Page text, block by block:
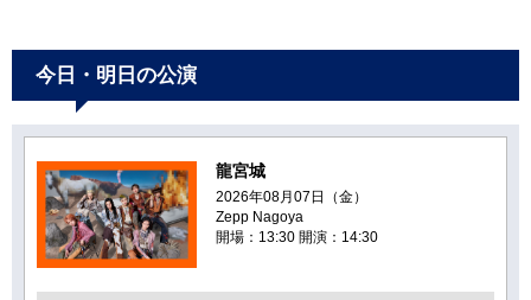
今日・明日の公演
龍宮城
2026年08月07日（金）
Zepp Nagoya
開場：13:30 開演：14:30